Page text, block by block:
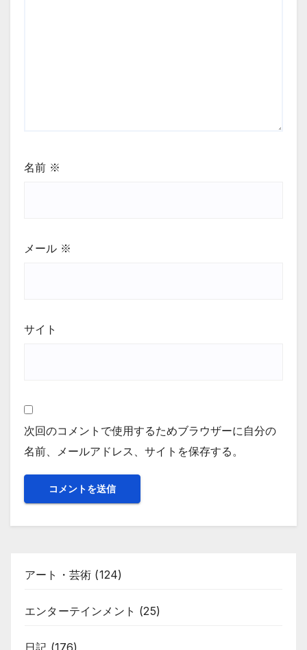
名前 ※
メール ※
サイト
次回のコメントで使用するためブラウザーに自分の
名前、メールアドレス、サイトを保存する。
アート・芸術 (124)
エンターテインメント (25)